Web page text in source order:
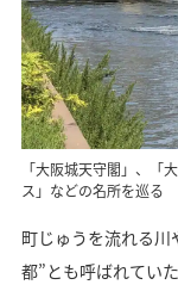
「大阪城天守閣」、「
ス」などの名所を巡る
町じゅうを流れる川
都”とも呼ばれてい